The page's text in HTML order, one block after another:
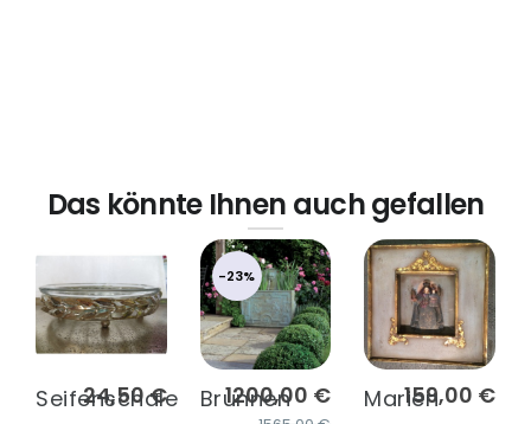
Das könnte Ihnen auch gefallen
24,50 €
Seifenschale
-23%
1200,00 €
Brunnen
159,00 €
Marien